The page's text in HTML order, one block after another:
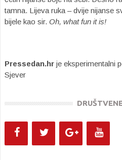
tamna. Lijeva ruka – dvije nijanse
bijele kao sir. Oh, what fun it is!
Pressedan.hr je eksperimentalni
Sjever